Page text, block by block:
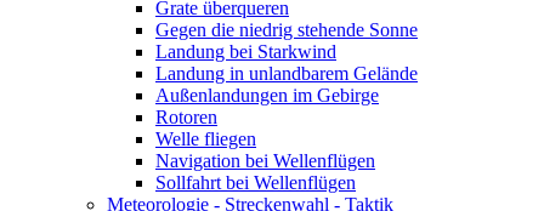
Grate überqueren
Gegen die niedrig stehende Sonne
Landung bei Starkwind
Landung in unlandbarem Gelände
Außenlandungen im Gebirge
Rotoren
Welle fliegen
Navigation bei Wellenflügen
Sollfahrt bei Wellenflügen
Meteorologie - Streckenwahl - Taktik